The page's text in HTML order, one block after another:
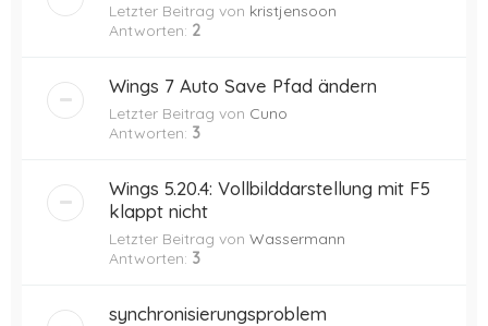
Letzter Beitrag von kristjensoon
Antworten: 2
Wings 7 Auto Save Pfad ändern
Letzter Beitrag von Cuno
Antworten: 3
Wings 5.20.4: Vollbilddarstellung mit F5
klappt nicht
Letzter Beitrag von Wassermann
Antworten: 3
synchronisierungsproblem